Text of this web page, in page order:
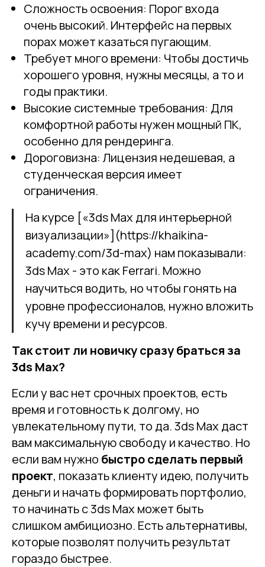
Сложность освоения: Порог входа
очень высокий. Интерфейс на первых
порах может казаться пугающим.
Требует много времени: Чтобы достичь
хорошего уровня, нужны месяцы, а то и
годы практики.
Высокие системные требования: Для
комфортной работы нужен мощный ПК,
особенно для рендеринга.
Дороговизна: Лицензия недешевая, а
студенческая версия имеет
ограничения.
На курсе [«3ds Max для интерьерной
визуализации»](https://khaikina-
academy.com/3d-max) нам показывали:
3ds Max - это как Ferrari. Можно
научиться водить, но чтобы гонять на
уровне профессионалов, нужно вложить
кучу времени и ресурсов.
Так стоит ли новичку сразу браться за
3ds Max?
Если у вас нет срочных проектов, есть
время и готовность к долгому, но
увлекательному пути, то да. 3ds Max даст
вам максимальную свободу и качество. Но
если вам нужно быстро сделать первый
проект, показать клиенту идею, получить
деньги и начать формировать портфолио,
то начинать с 3ds Max может быть
слишком амбициозно. Есть альтернативы,
которые позволят получить результат
гораздо быстрее.